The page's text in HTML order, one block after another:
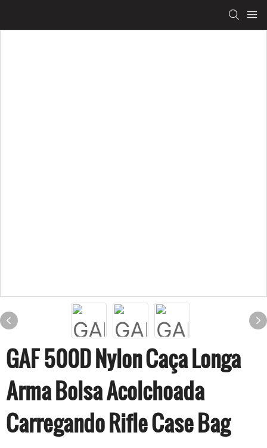
GAF 500D Nylon Caça Longa
Arma Bolsa Acolchoada
Carregando Rifle Case Bag